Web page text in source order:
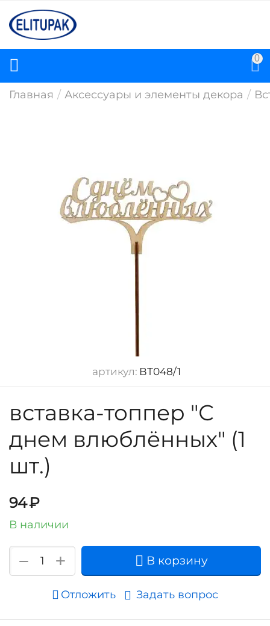
0
Главная / Аксессуары и элементы декора /
артикул: ВТ048/1
вставка-топпер "С
днем влюблённых" (1
шт.)
94₽
В наличии
+
− В корзину
Отложить Задать вопрос